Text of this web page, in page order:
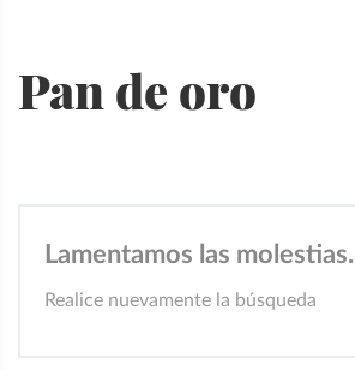
Pan de oro
Lamentamos las molestias.
Realice nuevamente la búsqueda